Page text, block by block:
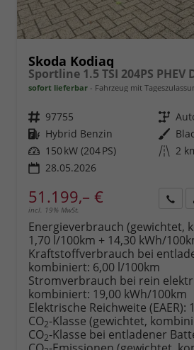
Skoda Kodiaq
sofort lieferbar Fahrzeug mit
Fahrzeugnr. 97755 Getriebe
Kraftstoff Hybrid Benzin Außenfarbe
Leistung 150 kW (204 PS) Kilometerstand 2
28.05.2026
51.199,– €
incl. 19% MwSt.
Energieverbrauch (gewichtet,
1,70 l/100km + 14,30 kWh/
Kraftstoffverbrauch bei
kombiniert: 6,00 l/100km
Stromverbrauch bei rein
kombiniert: 19,00 kWh/100km
Elektrische Reichweite (EAER):
CO2-Klasse (gewichtet,
CO2-Klasse bei entladener